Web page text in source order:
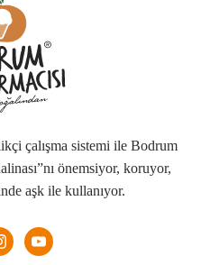
çalışma sistemi ile Bodrum
önemsiyor, koruyor,
aşk ile kullanıyor.